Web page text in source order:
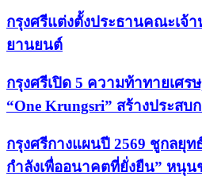
กรุงศรีแต่งตั้งประธานคณะเจ้
ยานยนต์
กรุงศรีเปิด 5 ความท้าทายเศร
“One Krungsri” สร้างประสบ
กรุงศรีกางแผนปี 2569 ชูกลยุ
กำลังเพื่ออนาคตที่ยั่งยืน” หนุ